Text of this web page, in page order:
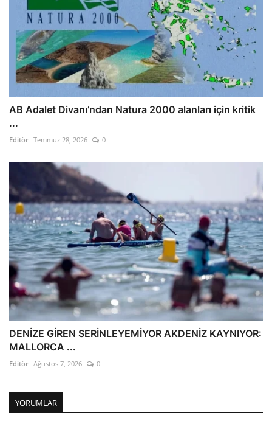
AB Adalet Divanı’ndan Natura 2000 alanları için kritik
...
Editör Temmuz 28, 2026 0
DENİZE GİREN SERİNLEYEMİYOR AKDENİZ KAYNIYOR:
MALLORCA ...
Editör Ağustos 7, 2026 0
YORUMLAR